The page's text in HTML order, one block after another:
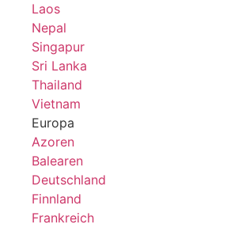
Laos
Nepal
Singapur
Sri Lanka
Thailand
Vietnam
Europa
Azoren
Balearen
Deutschland
Finnland
Frankreich